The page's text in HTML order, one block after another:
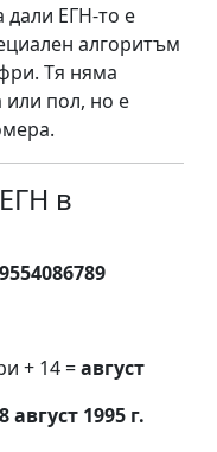
дали ЕГН-то е
алгоритъм
Тя няма
или пол, но е
в
9554086789
+ 14 =август
8 август 1995 г.